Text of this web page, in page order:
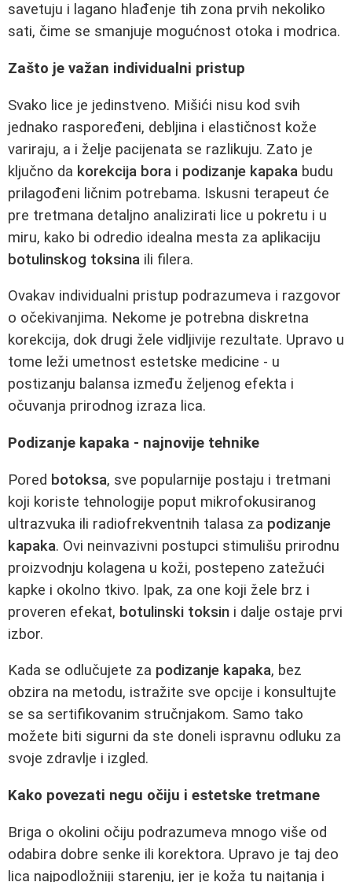
savetuju i lagano hlađenje tih zona prvih nekoliko
sati, čime se smanjuje mogućnost otoka i modrica.
Zašto je važan individualni pristup
Svako lice je jedinstveno. Mišići nisu kod svih
jednako raspoređeni, debljina i elastičnost kože
variraju, a i želje pacijenata se razlikuju. Zato je
ključno da korekcija bora i podizanje kapaka budu
prilagođeni ličnim potrebama. Iskusni terapeut će
pre tretmana detaljno analizirati lice u pokretu i u
miru, kako bi odredio idealna mesta za aplikaciju
botulinskog toksina ili filera.
Ovakav individualni pristup podrazumeva i razgovor
o očekivanjima. Nekome je potrebna diskretna
korekcija, dok drugi žele vidljivije rezultate. Upravo u
tome leži umetnost estetske medicine - u
postizanju balansa između željenog efekta i
očuvanja prirodnog izraza lica.
Podizanje kapaka - najnovije tehnike
Pored botoksa, sve popularnije postaju i tretmani
koji koriste tehnologije poput mikrofokusiranog
ultrazvuka ili radiofrekventnih talasa za podizanje
kapaka. Ovi neinvazivni postupci stimulišu prirodnu
proizvodnju kolagena u koži, postepeno zatežući
kapke i okolno tkivo. Ipak, za one koji žele brz i
proveren efekat, botulinski toksin i dalje ostaje prvi
izbor.
Kada se odlučujete za podizanje kapaka, bez
obzira na metodu, istražite sve opcije i konsultujte
se sa sertifikovanim stručnjakom. Samo tako
možete biti sigurni da ste doneli ispravnu odluku za
svoje zdravlje i izgled.
Kako povezati negu očiju i estetske tretmane
Briga o okolini očiju podrazumeva mnogo više od
odabira dobre senke ili korektora. Upravo je taj deo
lica najpodložniji starenju, jer je koža tu najtanja i